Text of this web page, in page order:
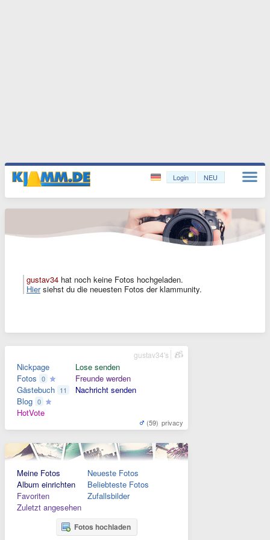
Login NEU
gustav34 hat noch keine Fotos hochgeladen.
Hiersiehst du die neuesten Fotos der klammunity.
Nickpage
Fotos 0
Gästebuch 11
Blog 0
HotVote
Lose senden
Freunde werden
Nachricht senden
(59) privacy
gustav34's
Meine Fotos
Album einrichten
Favoriten
Zuletzt angesehen
Neueste Fotos
Beliebteste Fotos
Zufallsbilder
Fotos hochladen